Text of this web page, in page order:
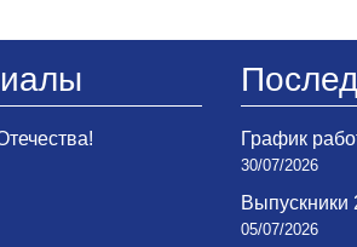
График
30/07/2026
Выпускники
05/07/2026